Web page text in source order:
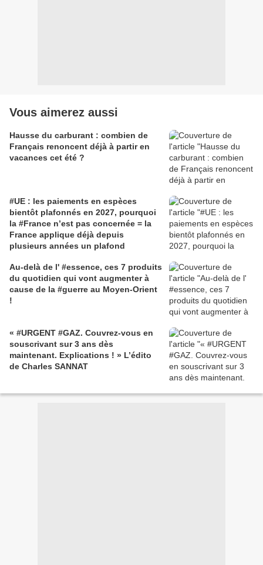
Vous aimerez aussi
Hausse du carburant : combien de
Français renoncent déjà à partir en
vacances cet été ?
#UE : les paiements en espèces
bientôt plafonnés en 2027, pourquoi
la #France n’est pas concernée = la
France applique déjà depuis
plusieurs années un plafond
Au-delà de l' #essence, ces 7 produits
du quotidien qui vont augmenter à
cause de la #guerre au Moyen-Orient
!
« #URGENT #GAZ. Couvrez-vous en
souscrivant sur 3 ans dès
maintenant. Explications ! » L’édito
de Charles SANNAT